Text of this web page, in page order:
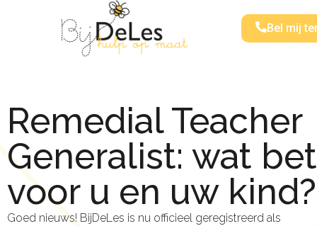
Bel mij
Remedial Teacher
Generalist: wat
voor u en uw kind?
Goed nieuws! BijDeLes is nu officieel geregistreerd als